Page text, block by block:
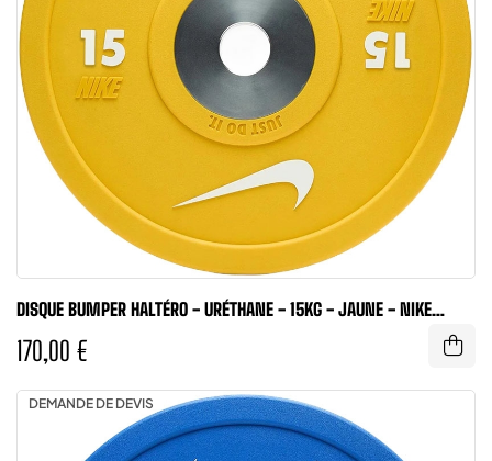
DISQUE BUMPER HALTÉRO - URÉTHANE - 15KG - JAUNE - NIKE
170,00 €
DEMANDE DE DEVIS